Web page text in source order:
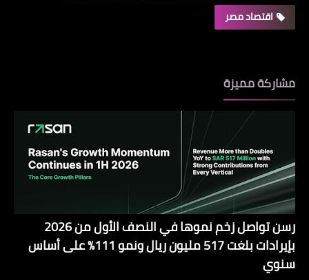
اقتصاد مصر
مشاركة مميزة
رسن تواصل زخم نموها في النصف الأول من 2026
بإيرادات بلغت 517 مليون ريال ونمو 111% على أساس
سنوي